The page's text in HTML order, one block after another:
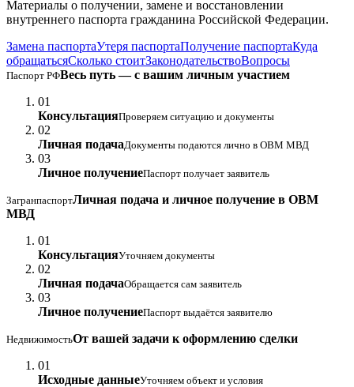
Материалы о получении, замене и восстановлении
внутреннего паспорта гражданина Российской Федерации.
Замена паспортаУтеря паспортаПолучение паспортаКуда
обращатьсяСколько стоитЗаконодательствоВопросы
Паспорт РФВесь путь — с вашим личным участием
01
КонсультацияПроверяем ситуацию и документы
02
Личная подачаДокументы подаются лично в ОВМ МВД
03
Личное получениеПаспорт получает заявитель
ЗагранпаспортЛичная подача и личное получение в ОВМ
МВД
01
КонсультацияУточняем документы
02
Личная подачаОбращается сам заявитель
03
Личное получениеПаспорт выдаётся заявителю
НедвижимостьОт вашей задачи к оформлению сделки
01
Исходные данныеУточняем объект и условия